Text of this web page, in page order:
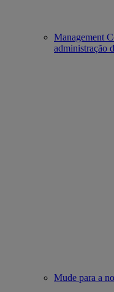
Management
administração
Mude para a